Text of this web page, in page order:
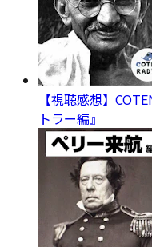
【視聴感想】
トラー編』